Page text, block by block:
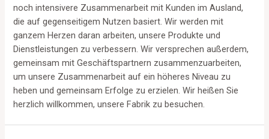
noch intensivere Zusammenarbeit mit Kunden im Ausland,
die auf gegenseitigem Nutzen basiert. Wir werden mit
ganzem Herzen daran arbeiten, unsere Produkte und
Dienstleistungen zu verbessern. Wir versprechen außerdem,
gemeinsam mit Geschäftspartnern zusammenzuarbeiten,
um unsere Zusammenarbeit auf ein höheres Niveau zu
heben und gemeinsam Erfolge zu erzielen. Wir heißen Sie
herzlich willkommen, unsere Fabrik zu besuchen.